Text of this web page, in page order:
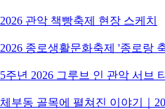
2026 관악 책빵축제 현장 스케치
2026 종로생활문화축제 '종로랑
5주년 2026 그루브 인 관악 서브
체부동 골목에 펼쳐진 이야기｜